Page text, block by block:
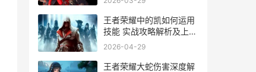
王者荣耀中的凯如何运用
技能 实战攻略解析及上分
技巧揭秘
2026-04-29
王者荣耀大蛇伤害深度解